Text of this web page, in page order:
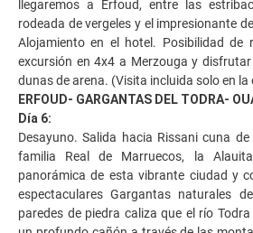
llegaremos a Erfoud, entre las
rodeada de vergeles y el impresionante
Alojamiento en el hotel. Posibilidad de
excursión en 4x4 a Merzouga y
dunas de arena. (Visita incluida solo en la
ERFOUD- GARGANTAS DEL TODRA-
Día 6:
Desayuno. Salida hacia Rissani cuna
familia Real de Marruecos, la
panorámica de esta vibrante ciudad y
espectaculares Gargantas naturales
paredes de piedra caliza que el río